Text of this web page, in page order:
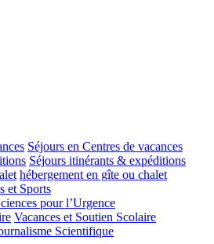
Séjours en Centres de vacances
Séjours itinérants & expéditions
hébergement en gîte ou chalet
et Sports
pour l’Urgence
Vacances et Soutien Scolaire
Scientifique